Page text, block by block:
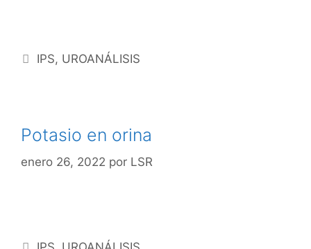
IPS, UROANÁLISIS
Potasio en orina
enero 26, 2022 por LSR